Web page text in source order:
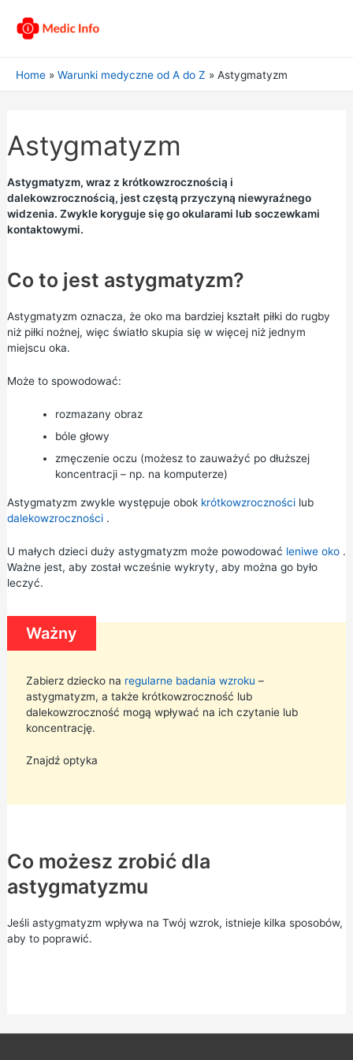
Home Warunki medyczne od A do Z Astygmatyzm
Astygmatyzm
Astygmatyzm, wraz z krótkowzrocznością i
dalekowzrocznością, jest częstą przyczyną niewyraźnego
widzenia. Zwykle koryguje się go okularami lub soczewkami
kontaktowymi.
Co to jest astygmatyzm?
Astygmatyzm oznacza, że oko ma bardziej kształt piłki do rugby
niż piłki nożnej, więc światło skupia się w więcej niż jednym
miejscu oka.
Może to spowodować:
rozmazany obraz
bóle głowy
zmęczenie oczu (możesz to zauważyć po dłuższej
koncentracji – np. na komputerze)
Astygmatyzm zwykle występuje obok krótkowzrocznościlub
dalekowzroczności.
U małych dzieci duży astygmatyzm może powodować leniwe oko.
Ważne jest, aby został wcześnie wykryty, aby można go było
leczyć.
Ważny
Zabierz dziecko na regularne badania wzroku –
astygmatyzm, a także krótkowzroczność lub
dalekowzroczność mogą wpływać na ich czytanie lub
koncentrację.
Znajdź optyka
Co możesz zrobić dla
astygmatyzmu
Jeśli astygmatyzm wpływa na Twój wzrok, istnieje kilka sposobów,
aby to poprawić.